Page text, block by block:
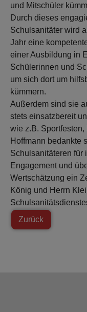
und Mitschüler
Durch dieses
Schulsanitäter wird
Jahr eine
einer Ausbildung in
Schülerinnen und
um sich dort um
kümmern.
Außerdem sind sie
stets einsatzbereit
wie z.B.
Hoffmann bedankte
Schulsanitäteren für
Engagement und
Wertschätzung ein
König und Herrn
Zurück